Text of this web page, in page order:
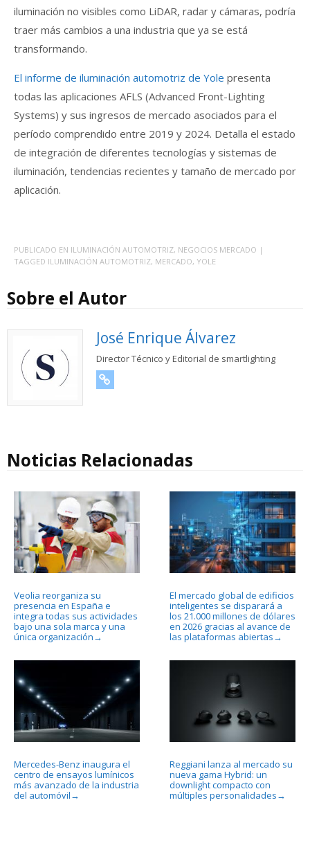
iluminación no visibles como LiDAR, radar y cámaras, podría
traer más cambios a una industria que ya se está
transformando.
El informe de iluminación automotriz de Yole presenta
todas las aplicaciones AFLS (Advanced Front-Lighting
Systems) y sus ingresos de mercado asociados para el
período comprendido entre 2019 y 2024. Detalla el estado
de integración de diferentes tecnologías y sistemas de
iluminación, tendencias recientes y tamaño de mercado por
aplicación.
PUBLICADO EN ILUMINACIÓN AUTOMOTRIZ, NEGOCIOS MERCADO |
TAGGED ILUMINACIÓN AUTOMOTRIZ, MERCADO, YOLE
Sobre el Autor
José Enrique Álvarez
Director Técnico y Editorial de smartlighting
Noticias Relacionadas
Veolia reorganiza su
presencia en España e
integra todas sus actividades
bajo una sola marca y una
única organización →
El mercado global de edificios
inteligentes se disparará a
los 21.000 millones de dólares
en 2026 gracias al avance de
las plataformas abiertas →
Mercedes-Benz inaugura el
centro de ensayos lumínicos
más avanzado de la industria
del automóvil →
Reggiani lanza al mercado su
nueva gama Hybrid: un
downlight compacto con
múltiples personalidades →